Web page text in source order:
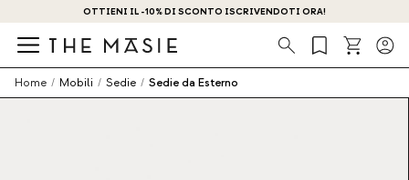
OTTIENI IL -10% DI SCONTO ISCRIVENDOTI ORA!
Ricerca
Home / Mobili / Sedie / Sedie da Esterno